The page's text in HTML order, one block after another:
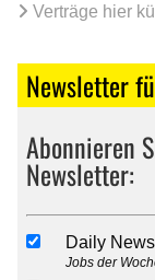
Verträge hier
Newsletter
Abonnieren
Newsletter:
Daily
Jobs der